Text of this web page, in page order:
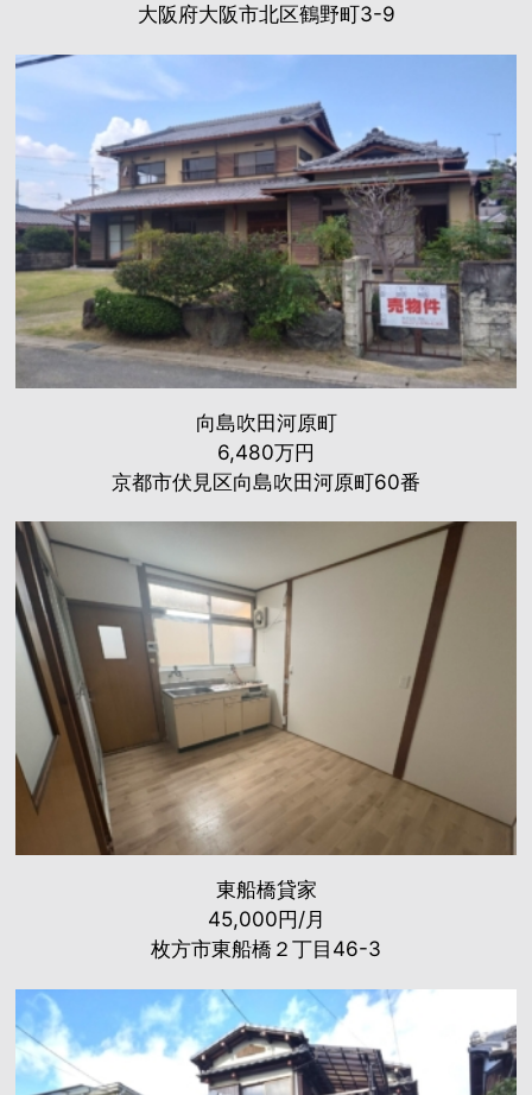
大阪府大阪市北区鶴野町3-9
向島吹田河原町
6,480万円
京都市伏見区向島吹田河原町60番
東船橋貸家
45,000円/月
枚方市東船橋２丁目46-3